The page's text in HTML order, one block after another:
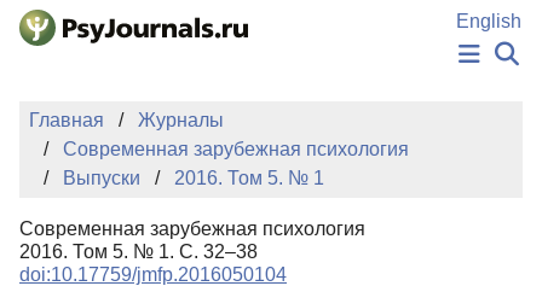
Перейти к основному содержанию
English
НОВОСТИ
ИЗДАНИЯ
АВТОРЫ
БАЗА ЗНАНИЙ
КЛЮЧЕВЫЕ СЛОВА
Регистрация
Главная
Журналы
Современная зарубежная психология
Выпуски
2016. Том 5. № 1
Современная зарубежная психология
2016. Том 5. № 1. С. 32–38
doi:10.17759/jmfp.2016050104